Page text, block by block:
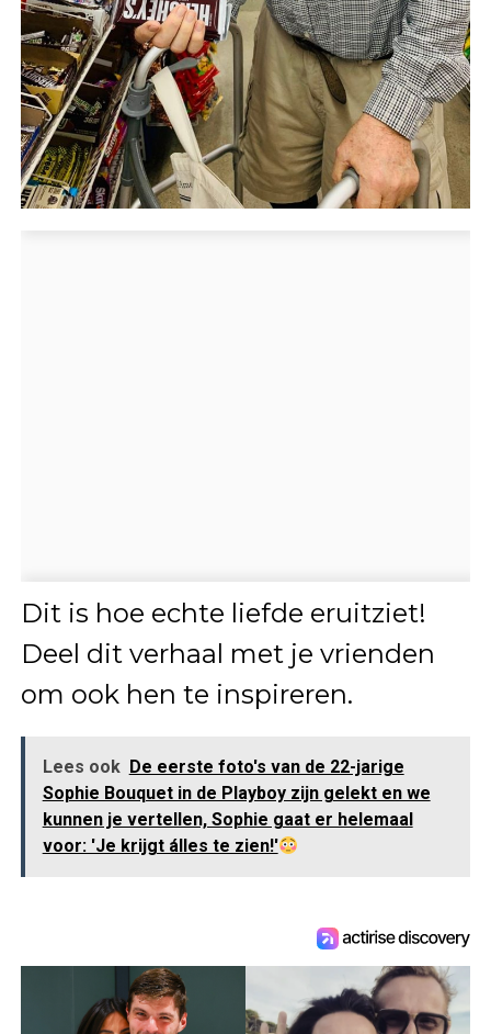
Dit is hoe echte liefde eruitziet!
Deel dit verhaal met je vrienden
om ook hen te inspireren.
Lees ook De eerste foto's van de 22-jarige
Sophie Bouquet in de Playboy zijn gelekt en we
kunnen je vertellen, Sophie gaat er helemaal
voor: 'Je krijgt álles te zien!'